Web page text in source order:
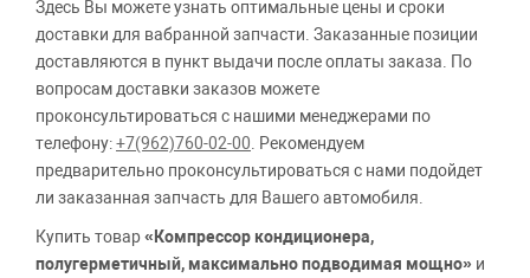
Здесь Вы можете узнать оптимальные цены и сроки
доставки для вабранной запчасти. Заказанные позиции
доставляются в пункт выдачи после оплаты заказа. По
вопросам доставки заказов можете
проконсультироваться с нашими менеджерами по
телефону:+7(962)760-02-00 . Рекомендуем
предварительно проконсультироваться с нами подойдет
ли заказанная запчасть для Вашего автомобиля.
Купить товар«Компрессор кондиционера,
полугерметичный, максимально подводимая мощно» и